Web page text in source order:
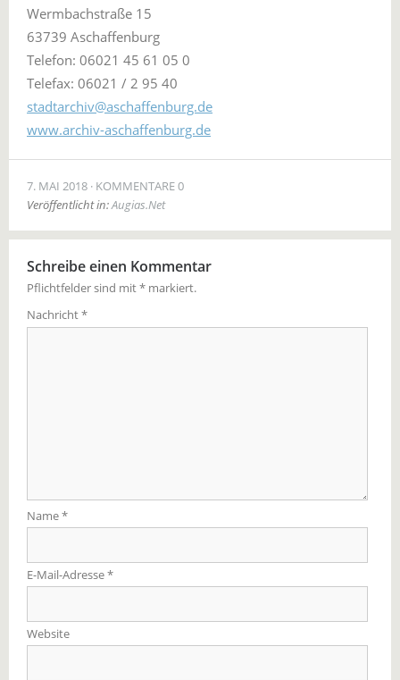
Wermbachstraße 15
63739 Aschaffenburg
Telefon: 06021 45 61 05 0
Telefax: 06021 / 2 95 40
stadtarchiv@aschaffenburg.de
www.archiv-aschaffenburg.de
7. MAI 2018 KOMMENTARE 0
Veröffentlicht in:Augias.Net
Schreibe einen Kommentar
Pflichtfelder sind mit* markiert.
Nachricht*
Name*
E-Mail-Adresse*
Website